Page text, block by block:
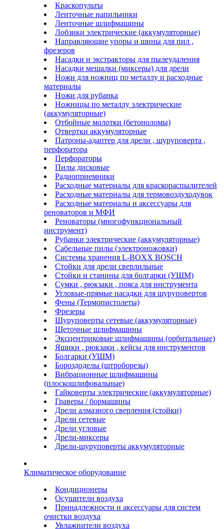
Краскопульты
Ленточные напильники
Ленточные шлифмашины
Лобзики электрические (аккумуляторные)
Направляющие упоры и шины для пил ,
фрезеров
Насадки и экстракторы для пылеудаления
Насадки мешалки (миксеры) для дрели
Ножи для ножниц по металлу и расходные
материалы
Ножи для рубанка
Ножницы по металлу электрические
(аккумуляторные)
Отбойные молотки (бетоноломы)
Отвертки аккумуляторные
Патроны-адаптер для дрели , шуруповерта ,
перфоратора
Перфораторы
Пилы дисковые
Радиоприемники
Расходные материалы для краскораспылителей
Расходные материалы для термовоздуходувок
Расходные материалы и аксессуары для
реноваторов и МФИ
Реноваторы (многофункциональный
инструмент)
Рубанки электрические (аккумуляторные)
Сабельные пилы (электроножовки)
Системы хранения L-BOXX BOSCH
Стойки для дрели сверлильные
Стойки и станины для болгарки (УШМ)
Сумки , рюкзаки , пояса для инструмента
Угловые-прямые насадки для шуруповертов
Фены (Термопистолеты)
Фрезеры
Шуруповерты сетевые (аккумуляторные)
Щеточные шлифмашины
Эксцентриковые шлифмашины (орбитальные)
Ящики , рюкзаки , кейсы для инструментов
Болгарки (УШМ)
Бороздоделы (штроборезы)
Вибрационные шлифмашины
(плоскошлифовальные)
Гайковерты электрические (аккумуляторные)
Граверы / бормашины
Дрели алмазного сверления (стойки)
Дрели сетевые
Дрели угловые
Дрели-миксеры
Дрели-шуруповерты аккумуляторные
Климатическое оборудование
Кондиционеры
Осушители воздуха
Принадлежности и аксессуары для систем
очистки воздуха
Увлажнители воздуха